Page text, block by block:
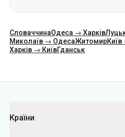
СловаччинаОдеса → Харків
Миколаїв → ОдесаЖитомир
Харків → КиївГданськ
Країни